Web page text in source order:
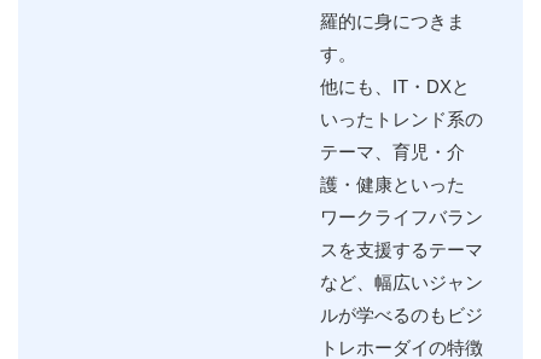
羅的に身につきま
す。
他にも、IT・DXと
いったトレンド系の
テーマ、育児・介
護・健康といった
ワークライフバラン
スを支援するテーマ
など、幅広いジャン
ルが学べるのもビジ
トレホーダイの特徴